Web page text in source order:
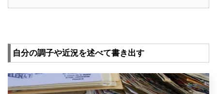
自分の調子や近況を述べて書き出す